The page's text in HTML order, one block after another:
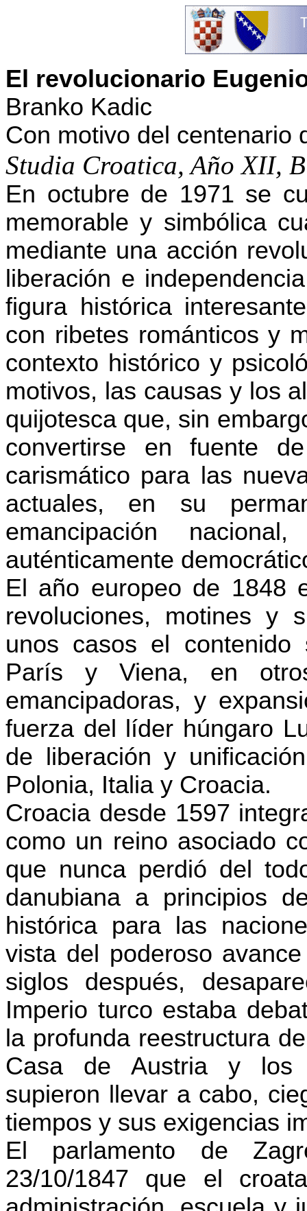
El revolucionario
Branko Kadic
Con motivo del centenario
Studia Croatica, Año XII,
En octubre de 1971 se
memorable y simbólica
mediante una acción
liberación e
figura histórica
con ribetes románticos y
contexto histórico y
motivos, las causas y los
quijotesca que, sin
convertirse en fuente
carismático para las
actuales, en su
emancipación
auténticamente
El año europeo de 1848
revoluciones, motines y
unos casos el
París y Viena, en
emancipadoras, y
fuerza del líder húngaro
de liberación y
Polonia, Italia y Croacia.
Croacia desde 1597
como un reino asociado
que nunca perdió del
danubiana a principios
histórica para las
vista del poderoso
siglos después,
Imperio turco estaba
la profunda reestructura
Casa de Austria y los
supieron llevar a cabo,
tiempos y sus exigencias
El parlamento de
23/10/1847 que el